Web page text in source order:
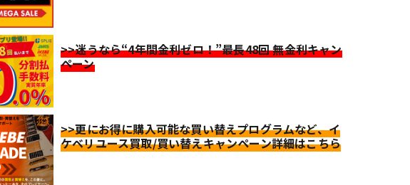
>>迷うなら“4年間金利ゼロ！”最長48回 無金利キャン
ペーン
>>更にお得に購入可能な買い替えプログラムなど、イ
ケベリユース買取/買い替えキャンペーン詳細はこちら